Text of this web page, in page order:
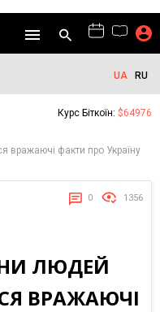
UA RU
Курс Біткоїн: $64976
вражаючі факти про Україну
0 1356
ЛЮДЕЙ
ВРАЖАЮЧІ